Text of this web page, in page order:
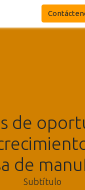
de
de
Subtítulo